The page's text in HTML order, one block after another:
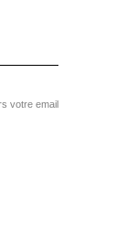
votre email